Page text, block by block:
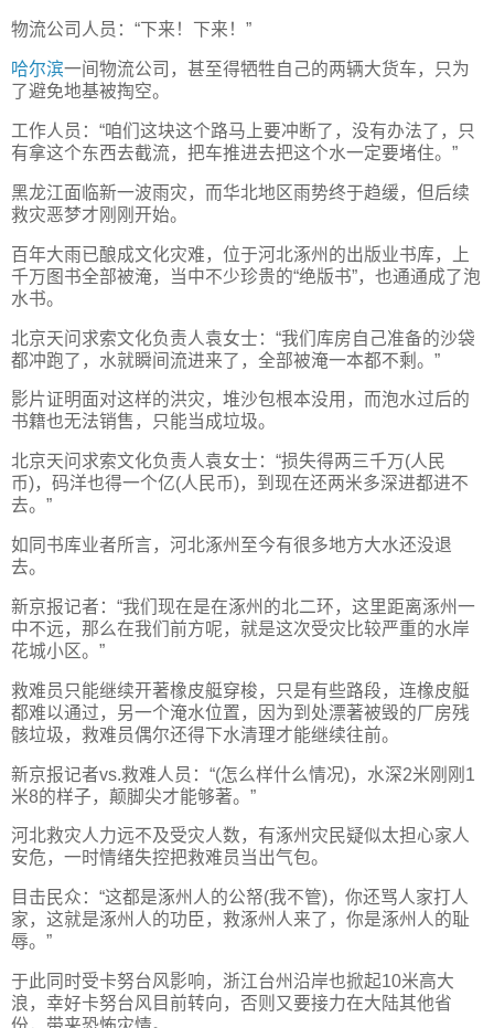
物流公司人员：“下来！下来！”
哈尔滨一间物流公司，甚至得牺牲自己的两辆大货车，只为
了避免地基被掏空。
工作人员：“咱们这块这个路马上要冲断了，没有办法了，只
有拿这个东西去截流，把车推进去把这个水一定要堵住。”
黑龙江面临新一波雨灾，而华北地区雨势终于趋缓，但后续
救灾恶梦才刚刚开始。
百年大雨已酿成文化灾难，位于河北涿州的出版业书库，上
千万图书全部被淹，当中不少珍贵的“绝版书”，也通通成了泡
水书。
北京天问求索文化负责人袁女士：“我们库房自己准备的沙袋
都冲跑了，水就瞬间流进来了，全部被淹一本都不剩。”
影片证明面对这样的洪灾，堆沙包根本没用，而泡水过后的
书籍也无法销售，只能当成垃圾。
北京天问求索文化负责人袁女士：“损失得两三千万(人民
币)，码洋也得一个亿(人民币)，到现在还两米多深进都进不
去。”
如同书库业者所言，河北涿州至今有很多地方大水还没退
去。
新京报记者：“我们现在是在涿州的北二环，这里距离涿州一
中不远，那么在我们前方呢，就是这次受灾比较严重的水岸
花城小区。”
救难员只能继续开著橡皮艇穿梭，只是有些路段，连橡皮艇
都难以通过，另一个淹水位置，因为到处漂著被毁的厂房残
骸垃圾，救难员偶尔还得下水清理才能继续往前。
新京报记者vs.救难人员：“(怎么样什么情况)，水深2米刚刚1
米8的样子，颠脚尖才能够著。”
河北救灾人力远不及受灾人数，有涿州灾民疑似太担心家人
安危，一时情绪失控把救难员当出气包。
目击民众：“这都是涿州人的公帑(我不管)，你还骂人家打人
家，这就是涿州人的功臣，救涿州人来了，你是涿州人的耻
辱。”
于此同时受卡努台风影响，浙江台州沿岸也掀起10米高大
浪，幸好卡努台风目前转向，否则又要接力在大陆其他省